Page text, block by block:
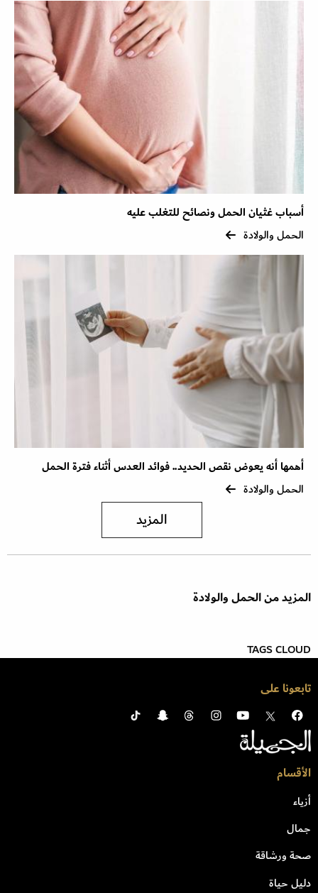
أسباب غثيان الحمل ونصائح للتغلب عليه
الحمل والولادة
أهمها أنه يعوض نقص الحديد.. فوائد العدس أثناء فترة الحمل
الحمل والولادة
المزيد
المزيد من الحمل والولادة
TAGS CLOUD
تابعونا على
الأقسام
أزياء
جمال
صحة ورشاقة
دليل حياة